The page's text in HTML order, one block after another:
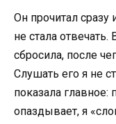
Он прочитал сразу
не стала
сбросила, после
Слушать его я не
показала главное:
опаздывает, я